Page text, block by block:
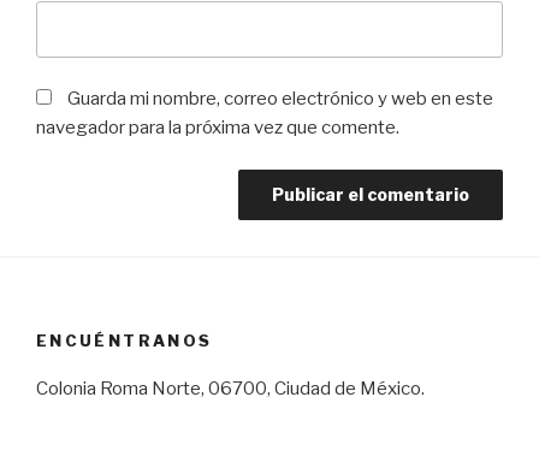
Guarda mi nombre, correo electrónico y web en este
navegador para la próxima vez que comente.
ENCUÉNTRANOS
Colonia Roma Norte, 06700, Ciudad de México.